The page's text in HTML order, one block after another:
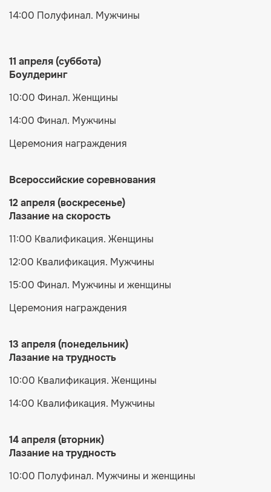
14:00 Полуфинал. Мужчины
11 апреля (суббота)
Боулдеринг
10:00 Финал. Женщины
14:00 Финал. Мужчины
Церемония награждения
Всероссийские соревнования
12 апреля (воскресенье)
Лазание на скорость
11:00 Квалификация. Женщины
12:00 Квалификация. Мужчины
15:00 Финал. Мужчины и женщины
Церемония награждения
13 апреля (понедельник)
Лазание на трудность
10:00 Квалификация. Женщины
14:00 Квалификация. Мужчины
14 апреля (вторник)
Лазание на трудность
10:00 Полуфинал. Мужчины и женщины